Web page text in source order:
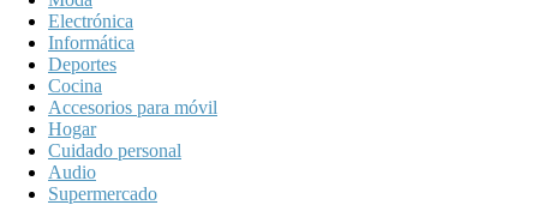
Electrónica
Informática
Deportes
Cocina
Accesorios para móvil
Hogar
Cuidado personal
Audio
Supermercado